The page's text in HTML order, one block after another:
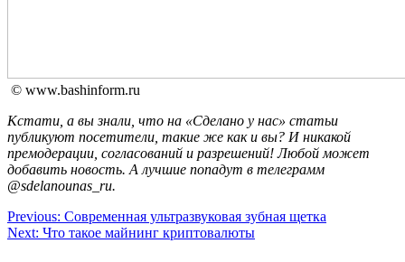
© www.bashinform.ru
Кстати, а вы знали, что на «Сделано у нас» статьи
публикуют посетители, такие же как и вы? И никакой
премодерации, согласований и разрешений! Любой может
добавить новость. А лучшие попадут в телеграмм
@sdelanounas_ru.
Навигация
по
Previous: Современная ультразвуковая зубная щетка
Next: Что такое майнинг криптовалюты